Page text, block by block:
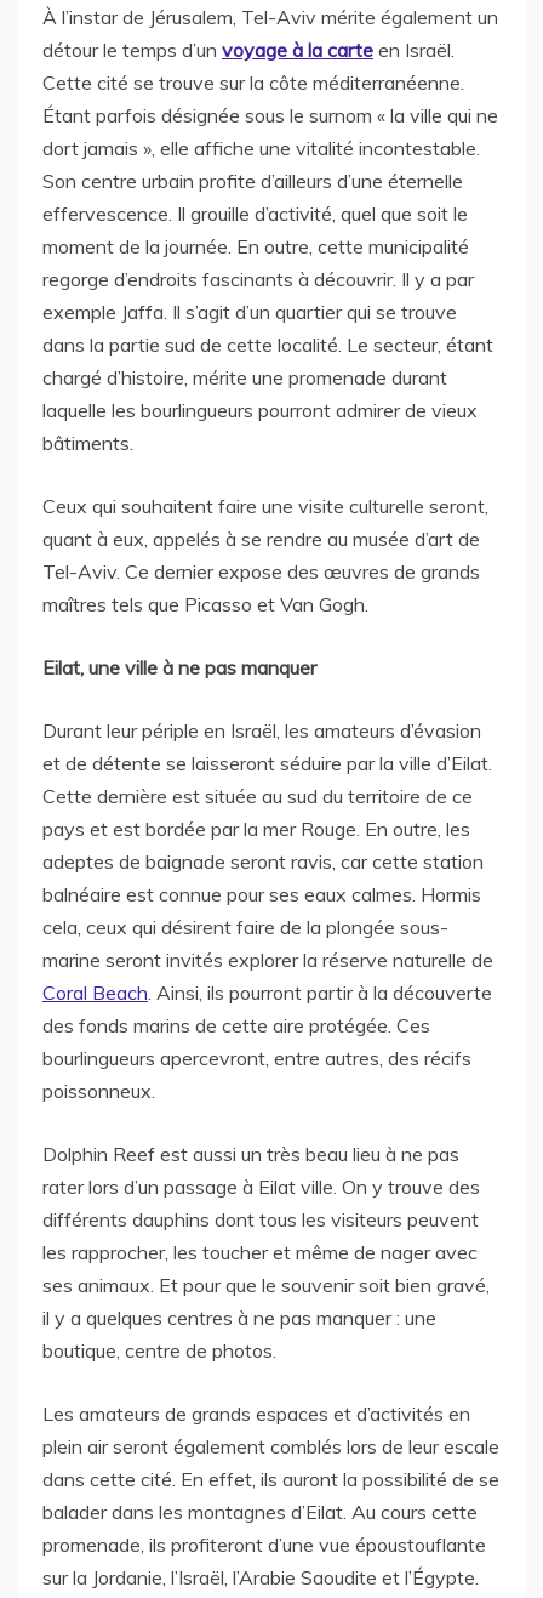
À l’instar de Jérusalem, Tel-Aviv mérite également un
détour le temps d’un voyage à la carte en Israël.
Cette cité se trouve sur la côte méditerranéenne.
Étant parfois désignée sous le surnom « la ville qui ne
dort jamais », elle affiche une vitalité incontestable.
Son centre urbain profite d’ailleurs d’une éternelle
effervescence. Il grouille d’activité, quel que soit le
moment de la journée. En outre, cette municipalité
regorge d’endroits fascinants à découvrir. Il y a par
exemple Jaffa. Il s’agit d’un quartier qui se trouve
dans la partie sud de cette localité. Le secteur, étant
chargé d’histoire, mérite une promenade durant
laquelle les bourlingueurs pourront admirer de vieux
bâtiments.
Ceux qui souhaitent faire une visite culturelle seront,
quant à eux, appelés à se rendre au musée d’art de
Tel-Aviv. Ce dernier expose des œuvres de grands
maîtres tels que Picasso et Van Gogh.
Eilat, une ville à ne pas manquer
Durant leur périple en Israël, les amateurs d’évasion
et de détente se laisseront séduire par la ville d’Eilat.
Cette dernière est située au sud du territoire de ce
pays et est bordée par la mer Rouge. En outre, les
adeptes de baignade seront ravis, car cette station
balnéaire est connue pour ses eaux calmes. Hormis
cela, ceux qui désirent faire de la plongée sous-
marine seront invités explorer la réserve naturelle de
Coral Beach. Ainsi, ils pourront partir à la découverte
des fonds marins de cette aire protégée. Ces
bourlingueurs apercevront, entre autres, des récifs
poissonneux.
Dolphin Reef est aussi un très beau lieu à ne pas
rater lors d’un passage à Eilat ville. On y trouve des
différents dauphins dont tous les visiteurs peuvent
les rapprocher, les toucher et même de nager avec
ses animaux. Et pour que le souvenir soit bien gravé,
il y a quelques centres à ne pas manquer : une
boutique, centre de photos.
Les amateurs de grands espaces et d’activités en
plein air seront également comblés lors de leur escale
dans cette cité. En effet, ils auront la possibilité de se
balader dans les montagnes d’Eilat. Au cours cette
promenade, ils profiteront d’une vue époustouflante
sur la Jordanie, l’Israël, l’Arabie Saoudite et l’Égypte.